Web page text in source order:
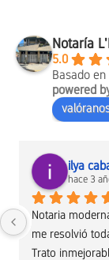
Notaría
5.0
Basado
powered
ilya
hace 3
Notaria
me resolvió
Trato